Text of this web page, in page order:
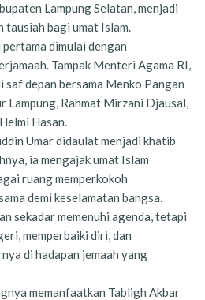
Lampung Selatan, menjadi
tausiah bagi umat Islam.
dimulai dengan
Tampak Menteri Agama RI,
saf depan bersama Menko Pangan
Lampung, Rahmat Mirzani Djausal,
Hasan.
Umar didaulat menjadi khatib
ia mengajak umat Islam
ruang memperkokoh
demi keselamatan bangsa.
sekadar memenuhi agenda, tetapi
memperbaiki diri, dan
di hadapan jemaah yang
memanfaatkan Tabligh Akbar